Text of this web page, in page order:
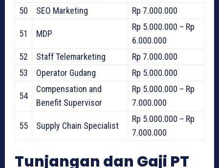
50
SEO Marketing Rp 7.000.000
51 MDP
Rp 5.000.000 – Rp
6.000.000
52
Staff Telemarketing
Rp 7.000.000
53
Operator Gudang Rp 5.000.000
54
Compensation and
Benefit Supervisor
Rp 5.000.000 – Rp
7.000.000
55 Supply Chain Specialist
Rp 5.000.000 – Rp
7.000.000
Tunjangan dan Gaji PT